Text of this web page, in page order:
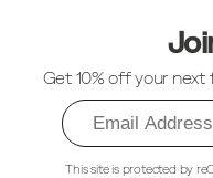
Get 10% off your next
This site is protected by